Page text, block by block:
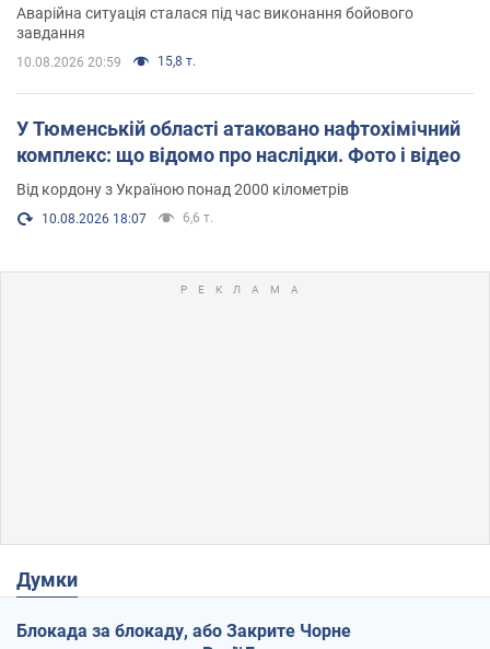
Аварійна ситуація сталася під час виконання бойового
завдання
10.08.2026 20:59 15,8 т.
У Тюменській області атаковано нафтохімічний
комплекс: що відомо про наслідки. Фото і відео
Від кордону з Україною понад 2000 кілометрів
10.08.2026 18:07 6,6 т.
Думки
Блокада за блокаду, або Закрите Чорне